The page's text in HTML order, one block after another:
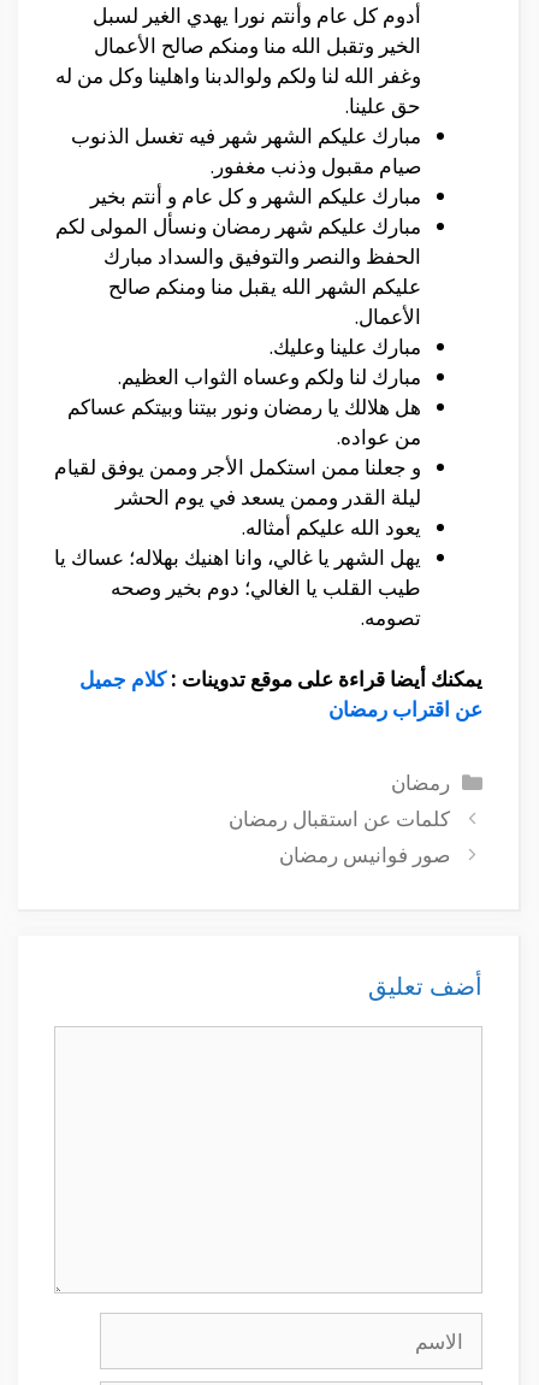
أدوم كل عام وأنتم نورا يهدي الغير لسبل
الخير وتقبل الله منا ومنكم صالح الأعمال
وغفر الله لنا ولكم ولوالدبنا واهلينا وكل من له
حق علينا.
مبارك عليكم الشهر شهر فيه تغسل الذنوب
صيام مقبول وذنب مغفور.
مبارك عليكم الشهر و كل عام و أنتم بخير
مبارك عليكم شهر رمضان ونسأل المولى لكم
الحفظ والنصر والتوفيق والسداد مبارك
عليكم الشهر الله يقبل منا ومنكم صالح
الأعمال.
مبارك علينا وعليك.
مبارك لنا ولكم وعساه الثواب العظيم.
هل هلالك يا رمضان ونور بيتنا وبيتكم عساكم
من عواده.
و جعلنا ممن استكمل الأجر وممن يوفق لقيام
ليلة القدر وممن يسعد في يوم الحشر
يعود الله عليكم أمثاله.
يهل الشهر يا غالي، وانا اهنيك بهلاله؛ عساك يا
طيب القلب يا الغالي؛ دوم بخير وصحه
تصومه.
يمكنك أيضا قراءة على موقع تدوينات :كلام جميل
عن اقتراب رمضان
التصنيفات
رمضان
كلمات عن استقبال رمضان
صور فوانيس رمضان
أضف تعليق